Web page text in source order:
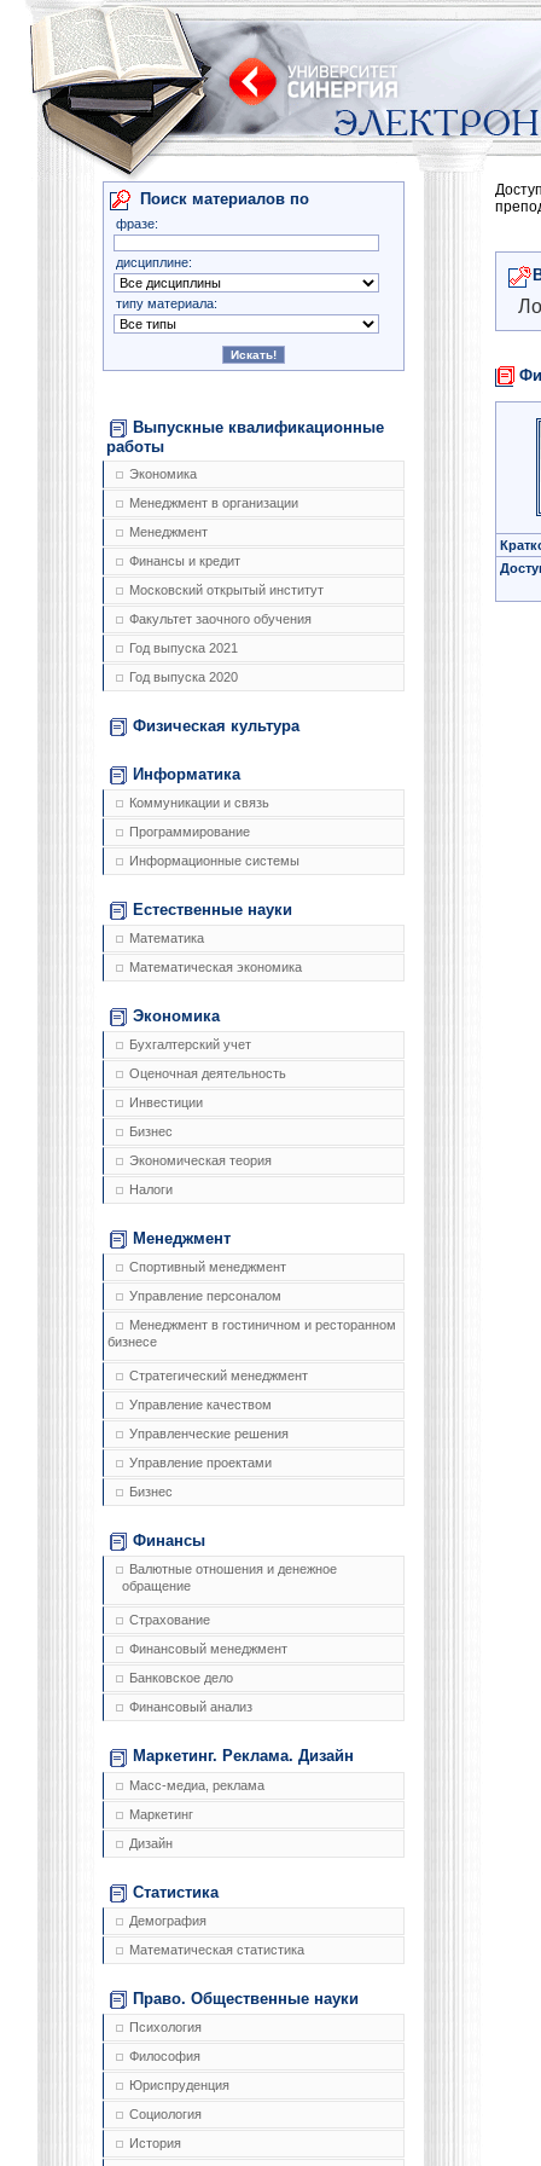
Поиск материалов по
фразе:
дисциплине:
типу материала:
Выпускные квалификационные
работы
Экономика
Менеджмент в организации
Менеджмент
Финансы и кредит
Московский открытый институт
Факультет заочного обучения
Год выпуска 2021
Год выпуска 2020
Физическая культура
Информатика
Коммуникации и связь
Программирование
Информационные системы
Естественные науки
Математика
Математическая экономика
Экономика
Бухгалтерский учет
Оценочная деятельность
Инвестиции
Бизнес
Экономическая теория
Налоги
Менеджмент
Спортивный менеджмент
Управление персоналом
Менеджмент в гостиничном и ресторанном
бизнесе
Стратегический менеджмент
Управление качеством
Управленческие решения
Управление проектами
Бизнес
Финансы
Валютные отношения и денежное
обращение
Страхование
Финансовый менеджмент
Банковское дело
Финансовый анализ
Маркетинг. Реклама. Дизайн
Масс-медиа, реклама
Маркетинг
Дизайн
Статистика
Демография
Математическая статистика
Право. Общественные науки
Психология
Философия
Юриспруденция
Социология
История